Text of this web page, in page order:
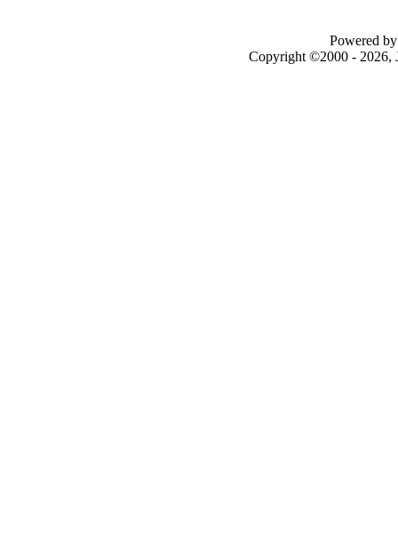
Powered
Copyright ©2000 - 2026,